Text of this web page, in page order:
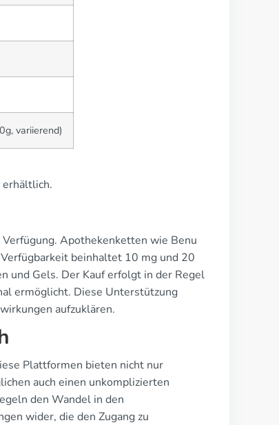
variierend)
erhältlich.
Apothekenketten wie Benu
beinhaltet 10 mg und 20
und Gels. Der Kauf erfolgt in der Regel
ermöglicht. Diese Unterstützung
aufzuklären.
Plattformen bieten nicht nur
auch einen unkomplizierten
den Wandel in den
wider, die den Zugang zu